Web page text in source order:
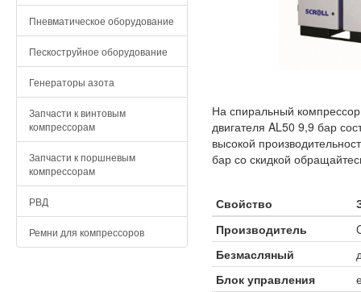
Пневматическое оборудование
Пескоструйное оборудование
Генераторы азота
Запчасти к винтовым
компрессорам
Запчасти к поршневым
компрессорам
РВД
Ремни для компрессоров
На спиральный
двигателя AL50 9,9 бар
высокой
бар со скидкой
Свойство
Производитель
Безмасляный
Блок управления